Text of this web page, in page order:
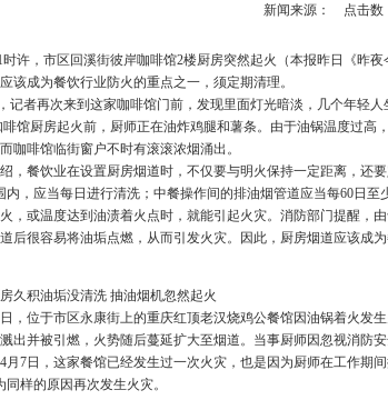
新闻来源： 点击数
许，市区回溪街彼岸咖啡馆2楼厨房突然起火（本报昨日《昨
该成为餐饮行业防火的重点之一，须定期清理。
者再次来到这家咖啡馆门前，发现里面灯光暗淡，几个年轻
馆厨房起火前，厨师正在油炸鸡腿和薯条。由于油锅温度过高
咖啡馆临街窗户不时有滚滚浓烟涌出。
，餐饮业在设置厨房烟道时，不仅要与明火保持一定距离，还
内，应当每日进行清洗；中餐操作间的排油烟管道应当每60日至
，或温度达到油渍着火点时，就能引起火灾。消防部门提醒，
后很容易将油垢点燃，从而引发火灾。因此，厨房烟道应该成
久积油垢没清洗 抽油烟机忽然起火
，位于市区永康街上的重庆红顶老汉烧鸡公餐馆因油锅着火发
出并被引燃，火势随后蔓延扩大至烟道。当事厨师因忽视消防
7日，这家餐馆已经发生过一次火灾，也是因为厨师在工作期
同样的原因再次发生火灾。